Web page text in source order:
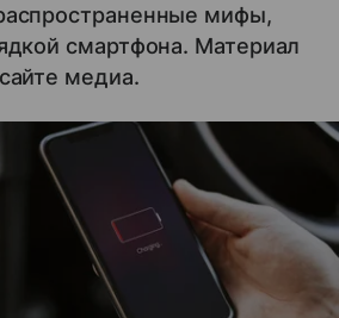
мифы,
смартфона. Материал
медиа.